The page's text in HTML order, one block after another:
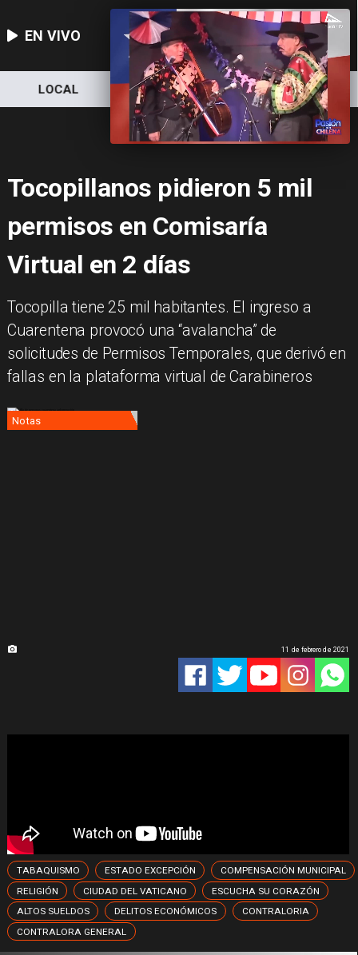
EN VIVO
LOCAL NACIONAL DEPORTES
Tocopillanos pidieron 5 mil
permisos en Comisaría
Virtual en 2 días
Tocopilla tiene 25 mil habitantes. El ingreso a
Cuarentena provocó una “avalancha” de
solicitudes de Permisos Temporales, que derivó en
fallas en la plataforma virtual de Carabineros
Notas
11 de febrero de 2021
TABAQUISMO ESTADO EXCEPCIÓN
COMPENSACIÓN MUNICIPAL
RELIGIÓN
CIUDAD DEL VATICANO
ESCUCHA SU CORAZÓN
ALTOS SUELDOS
DELITOS ECONÓMICOS
CONTRALORIA
CONTRALORA GENERAL